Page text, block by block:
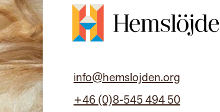
info@hemslojden.org
+46 (0)8-545 494 50